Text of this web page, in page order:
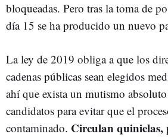
bloqueadas. Pero tras la toma de
día 15 se ha producido un nuevo
La ley de 2019 obliga a que los
cadenas públicas sean elegidos
ahí que exista un mutismo
candidatos para evitar que el
contaminado. Circulan quinielas,